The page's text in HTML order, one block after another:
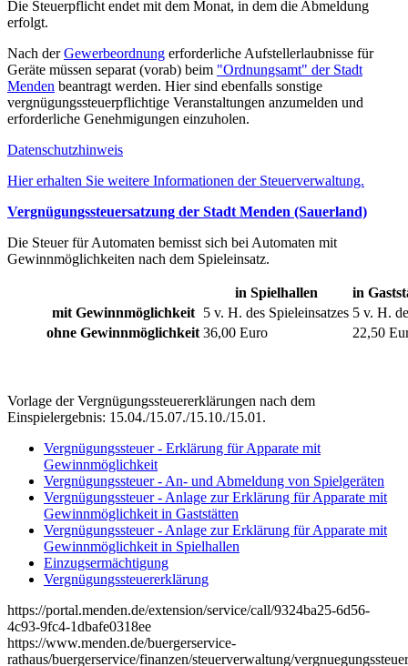
Die Steuerpflicht endet mit dem Monat, in dem die Abmeldung
erfolgt.
Nach derGewerbeordnung erforderliche Aufstellerlaubnisse für
Geräte müssen separat (vorab) beim "Ordnungsamt" der Stadt
Menden beantragt werden. Hier sind ebenfalls sonstige
vergnügungssteuerpflichtige Veranstaltungen anzumelden und
erforderliche Genehmigungen einzuholen.
Datenschutzhinweis
Hier erhalten Sie weitere Informationen der Steuerverwaltung.
Vergnügungssteuersatzung der Stadt Menden (Sauerland)
Die Steuer für Automaten bemisst sich bei Automaten mit
Gewinnmöglichkeiten nach dem Spieleinsatz.
in Spielhallen
in
mit Gewinnmöglichkeit
5 v. H. des Spieleinsatzes 5 v. H.
ohne Gewinnmöglichkeit 36,00 Euro 22,50
Vorlage der Vergnügungssteuererklärungen nach dem
Einspielergebnis: 15.04./15.07./15.10./15.01.
Vergnügungssteuer - Erklärung für Apparate mit
Gewinnmöglichkeit
Vergnügungssteuer - An- und Abmeldung von Spielgeräten
Vergnügungssteuer - Anlage zur Erklärung für Apparate mit
Gewinnmöglichkeit in Gaststätten
Vergnügungssteuer - Anlage zur Erklärung für Apparate mit
Gewinnmöglichkeit in Spielhallen
Einzugsermächtigung
Vergnügungssteuererklärung
https://portal.menden.de/extension/service/call/9324ba25-6d56-
4c93-9fc4-1dbafe0318ee
https://www.menden.de/buergerservice-
rathaus/buergerservice/finanzen/steuerverwaltung/